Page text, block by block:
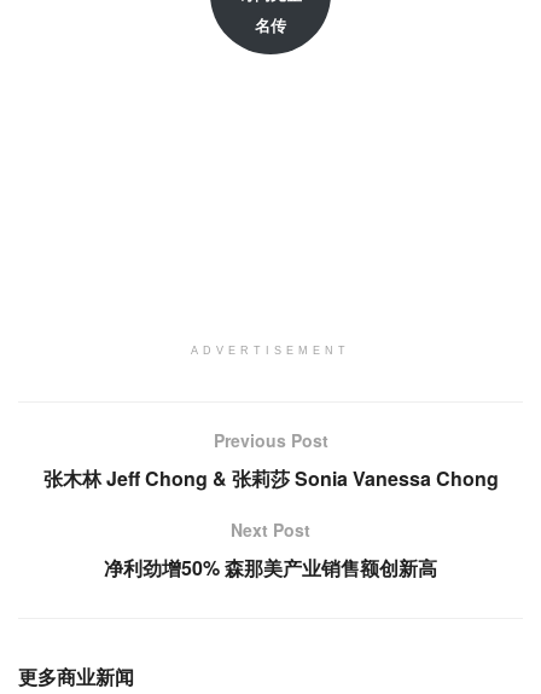
名传
ADVERTISEMENT
Previous Post
张木林 Jeff Chong & 张莉莎 Sonia Vanessa Chong
Next Post
净利劲增50% 森那美产业销售额创新高
更多商业新闻